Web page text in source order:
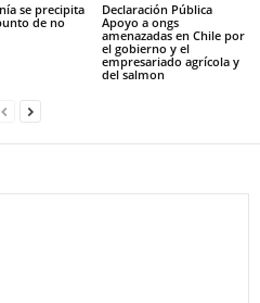
se precipita
de no
Declaración Pública
Apoyo a ongs
amenazadas en Chile por
el gobierno y el
empresariado agrícola y
del salmon